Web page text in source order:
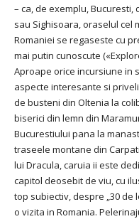
– ca, de exemplu, Bucuresti,
sau Sighisoara, oraselul cel
Romaniei se regaseste cu
mai putin cunoscute
Aproape orice incursiune in
aspecte interesante si
de busteni din Oltenia la
biserici din lemn din
Bucurestiului pana la
traseele montane din
lui Dracula, caruia ii este
capitol deosebit de viu, cu
top subiectiv, despre „30 de
o vizita in Romania.